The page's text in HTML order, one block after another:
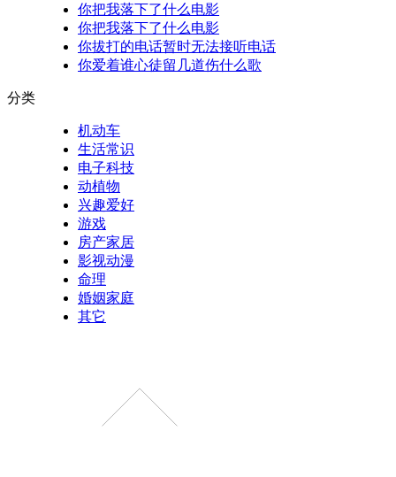
你把我落下了什么电影
你把我落下了什么电影
你拔打的电话暂时无法接听电话
你爱着谁心徒留几道伤什么歌
分类
机动车
生活常识
电子科技
动植物
兴趣爱好
游戏
房产家居
影视动漫
命理
婚姻家庭
其它